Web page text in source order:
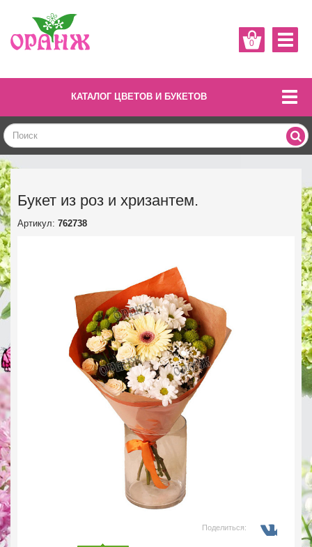
0
КАТАЛОГ ЦВЕТОВ И БУКЕТОВ
Букет из роз и хризантем.
Артикул: 762738
Поделиться: